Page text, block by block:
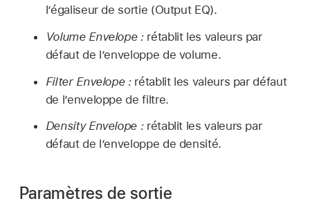
l’égaliseur de sortie (Output EQ).
Volume Envelope :rétablit les valeurs par
défaut de l’enveloppe de volume.
Filter Envelope :rétablit les valeurs par défaut
de l’enveloppe de filtre.
Density Envelope :rétablit les valeurs par
défaut de l’enveloppe de densité.
Paramètres de sortie